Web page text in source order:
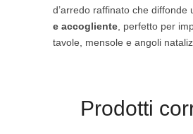
d’arredo raffinato che diffonde
e accogliente, perfetto per
tavole, mensole e angoli
Prodotti